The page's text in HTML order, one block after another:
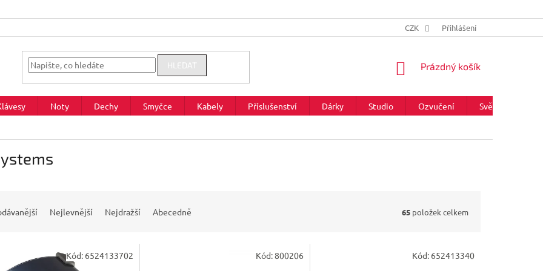
CZK Přihlášení
HLEDAT
NÁKUPNÍ
Prázdný košík
Noty Dechy Smyčce Kabely Příslušenství Dárky Studio Ozvučení Světla
Nejlevnější Nejdražší Abecedně 65 položek celkem
Kód: 6524133702 Kód:800206 Kód: 652413340